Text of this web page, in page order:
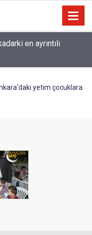
soğutuyor mu?
yetim çocuklara